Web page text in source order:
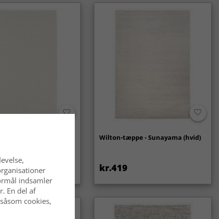
Wilton-tæppe - Sunayama (hvid)
kr.419
indsamler
En del af
cookies,